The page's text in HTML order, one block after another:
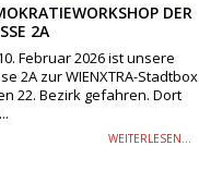
DER
2A
Februar 2026 ist unsere
2A zur WIENXTRA-Stadtbox
22. Bezirk gefahren. Dort
WEITERLESEN...